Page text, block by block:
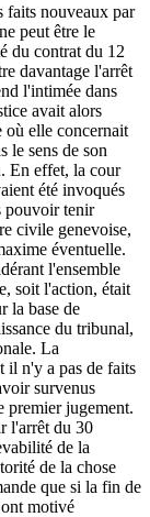
faits nouveaux par
peut être le
du contrat du 12
davantage l'arrêt
l'intimée dans
avait alors
où elle concernait
le sens de son
En effet, la cour
été invoqués
pouvoir tenir
civile genevoise,
éventuelle.
l'ensemble
soit l'action, était
la base de
du tribunal,
La
il n'y a pas de faits
survenus
premier jugement.
l'arrêt du 30
de la
de la chose
que si la fin de
motivé